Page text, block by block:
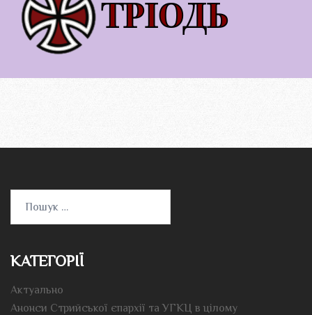
КАТЕГОРІЇ
Актуально
Анонси Стрийської єпархії та УГКЦ в цілому